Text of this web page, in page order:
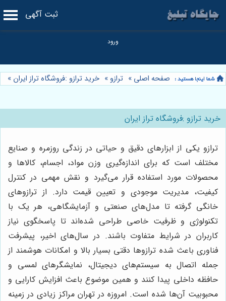
ثبت آگهی
صفحه اصلی » ترازو » خرید ترازو :فروشگاه تراز ایران »
خرید ترازو :فروشگاه تراز ایران
ترازو یکی از ابزارهای دقیق و حیاتی در زندگی روزمره و صنایع
مختلف است که برای اندازه‌گیری وزن مواد، اجسام، کالاها و
محصولات مورد استفاده قرار می‌گیرد و نقش مهمی در کنترل
کیفیت، مدیریت موجودی و تعیین قیمت دارد. از ترازوهای
خانگی گرفته تا مدل‌های صنعتی و آزمایشگاهی، هر یک با
تکنولوژی و ظرفیت خاصی طراحی شده‌اند تا پاسخگوی نیاز
کاربران در شرایط متفاوت باشند. در سال‌های اخیر، پیشرفت
فناوری باعث شده ترازوها دقتی بسیار بالا و امکانات هوشمند از
جمله اتصال به سیستم‌های دیجیتال، نمایشگرهای لمسی و
حافظه داخلی پیدا کنند و همین موضوع باعث افزایش کارایی و
محبوبیت آن‌ها شده است. امروزه در تهران مراکز زیادی در زمینه